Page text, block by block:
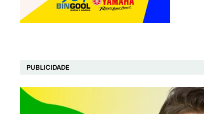
PUBLICIDADE